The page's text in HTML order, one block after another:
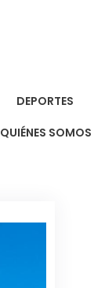
DEPORTES
QUIÉNES SOMOS